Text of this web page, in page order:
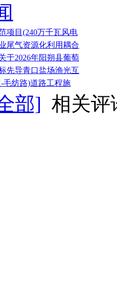
项目(240万千瓦风电
尾气资源化利用耦合
于2026年阳朔县葡萄
先导青口盐场渔光互
毛纺路)道路工程施
部] 相关评